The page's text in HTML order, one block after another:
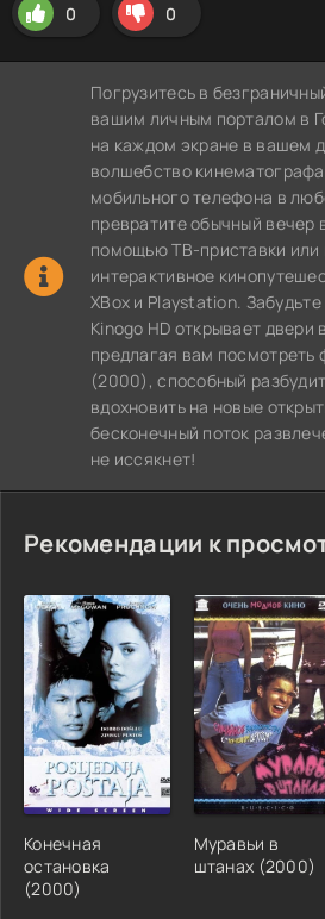
0 0
Погрузитесь в
вашим личным порталом в
на каждом экране в вашем
волшебство
мобильного телефона в
превратите обычный вечер
помощью ТВ-приставки или
интерактивное
XBox и Playstation.
Kinogo HD открывает двери
предлагая вам посмотреть
(2000), способный
вдохновить на новые
бесконечный поток
не иссякнет!
Рекомендации к
Конечная
остановка
(2000)
Муравьи в
штанах (2000)